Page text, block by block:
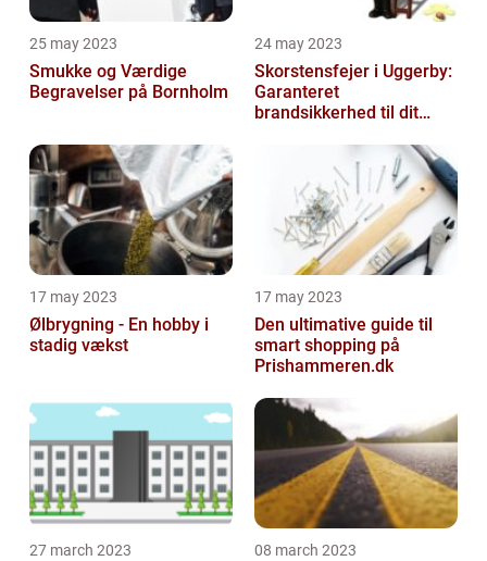
25 may 2023
Smukke og Værdige
Begravelser på Bornholm
24 may 2023
Skorstensfejer i Uggerby:
Garanteret
brandsikkerhed til dit
17 may 2023
Ølbrygning - En hobby i
stadig vækst
17 may 2023
Den ultimative guide til
smart shopping på
Prishammeren.dk
27 march 2023 08 march 2023